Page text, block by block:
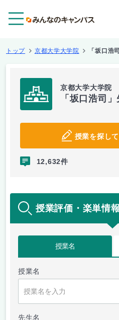
トップ 京都大学大学院 「坂口浩
京都大学大学院
「坂口浩司
授業を探し
12,632件
授業評価・楽単情
授業名
授業名
先生名